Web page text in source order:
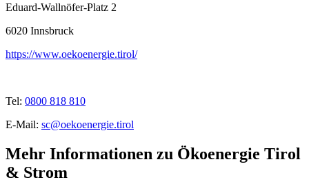
Eduard-Wallnöfer-Platz 2
6020 Innsbruck
https://www.oekoenergie.tirol/
Tel: 0800 818 810
E-Mail: sc@oekoenergie.tirol
Mehr Informationen zu Ökoenergie Tirol
& Strom